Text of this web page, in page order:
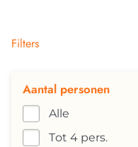
Filters
Aantal personen
Alle
Tot 4 pers.